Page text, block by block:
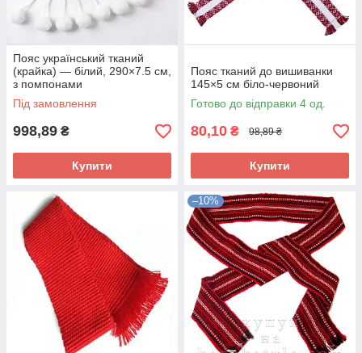
Пояс український тканий
(крайка) — білий, 290×7.5 см,
з помпонами
Під замовлення
998,89 ₴
Купити
Пояс тканий до вишиванки
145×5 см біло-червоний
Готово до відправки 4 од.
80,10 ₴ 98,89 ₴
Купити
–10%